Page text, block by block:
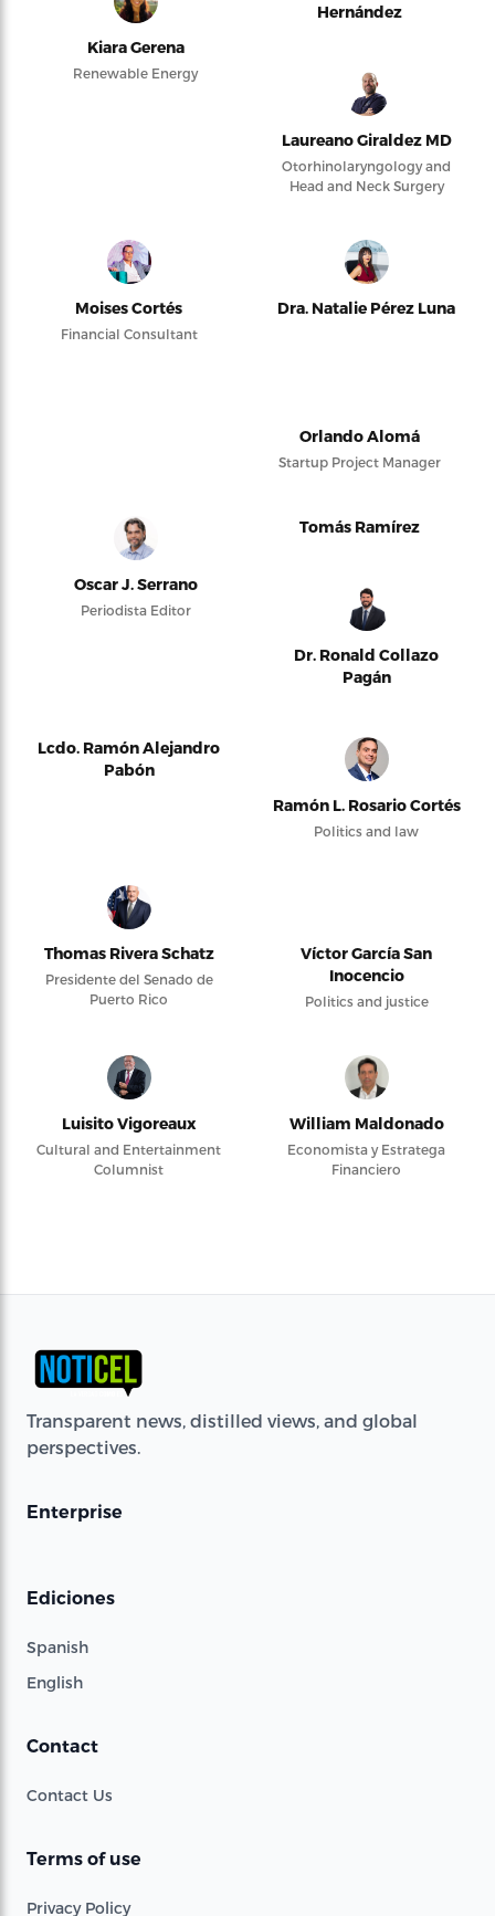
Kiara Gerena
Renewable Energy
Hernández
Laureano Giraldez MD
Otorhinolaryngology and
Head and Neck Surgery
Moises Cortés
Financial Consultant
Dra. Natalie Pérez Luna
Orlando Alomá
Startup Project Manager
Oscar J. Serrano
Periodista Editor
Tomás Ramírez
Dr. Ronald Collazo
Pagán
Lcdo. Ramón Alejandro
Pabón
Ramón L. Rosario Cortés
Politics and law
Thomas Rivera Schatz
Presidente del Senado de
Puerto Rico
Víctor García San
Inocencio
Politics and justice
Luisito Vigoreaux
Cultural and Entertainment
Columnist
William Maldonado
Economista y Estratega
Financiero
Transparent news, distilled views, and global
perspectives.
Enterprise
Ediciones
Spanish
English
Contact
Contact Us
Terms of use
Privacy Policy